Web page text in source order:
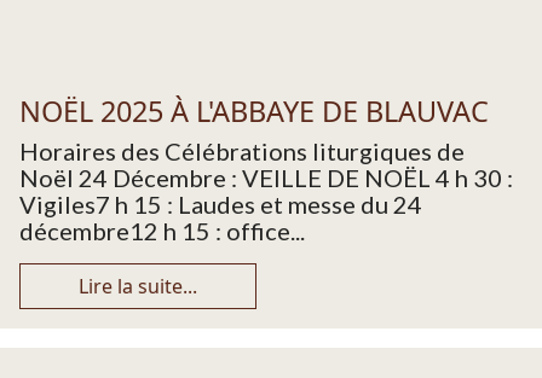
NOËL 2025 À L'ABBAYE DE BLAUVAC
Horaires des Célébrations liturgiques de
Noël 24 Décembre : VEILLE DE NOËL 4 h 30 :
Vigiles7 h 15 : Laudes et messe du 24
décembre12 h 15 : office...
Lire la suite...